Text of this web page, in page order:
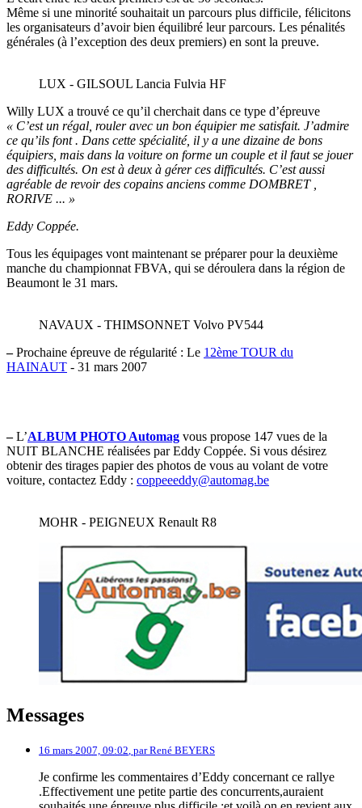
Même si une minorité souhaitait un parcours plus difficile, félicitons
les organisateurs d’avoir bien équilibré leur parcours. Les pénalités
générales (à l’exception des deux premiers) en sont la preuve.
LUX - GILSOUL Lancia Fulvia HF
Willy LUX a trouvé ce qu’il cherchait dans ce type d’épreuve
« C’est un régal, rouler avec un bon équipier me satisfait. J’admire
ce qu’ils font . Dans cette spécialité, il y a une dizaine de bons
équipiers, mais dans la voiture on forme un couple et il faut se jouer
des difficultés. On est à deux à gérer ces difficultés. C’est aussi
agréable de revoir des copains anciens comme DOMBRET ,
RORIVE ... »
Eddy Coppée.
Tous les équipages vont maintenant se préparer pour la deuxième
manche du championnat FBVA, qui se déroulera dans la région de
Beaumont le 31 mars.
NAVAUX - THIMSONNET Volvo PV544
–Prochaine épreuve de régularité : Le 12ème TOUR du
HAINAUT - 31 mars 2007
–L’ALBUM PHOTO Automag vous propose 147 vues de la
NUIT BLANCHE réalisées par Eddy Coppée. Si vous désirez
obtenir des tirages papier des photos de vous au volant de votre
voiture, contactez Eddy : coppeeeddy@automag.be
MOHR - PEIGNEUX Renault R8
Messages
16 mars 2007, 09:02, parRené BEYERS
Je confirme les commentaires d’Eddy concernant ce rallye
.Effectivement une petite partie des concurrents,auraient